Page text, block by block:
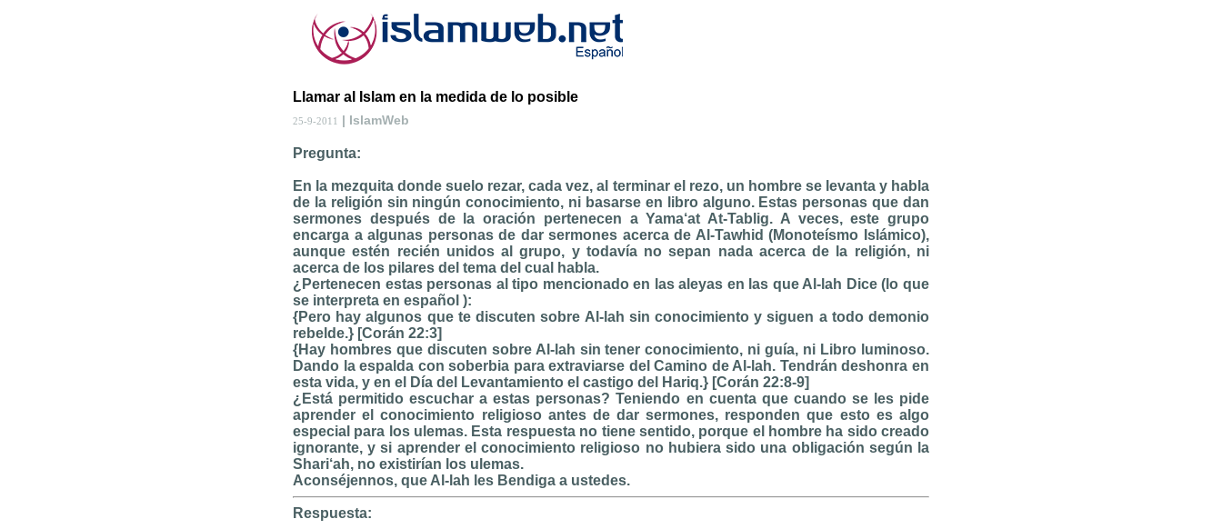
Llamar al Islam en la medida de lo posible
25-9-2011 | IslamWeb
Pregunta:
En la mezquita donde suelo rezar, cada vez, al terminar el rezo, un hombre se levanta y habla
de la religión sin ningún conocimiento, ni basarse en libro alguno. Estas personas que dan
sermones después de la oración pertenecen a Yama‘at At-Tablig. A veces, este grupo
encarga a algunas personas de dar sermones acerca de Al-Tawhid (Monoteísmo Islámico),
aunque estén recién unidos al grupo, y todavía no sepan nada acerca de la religión, ni
acerca de los pilares del tema del cual habla.
¿Pertenecen estas personas al tipo mencionado en las aleyas en las que Al-lah Dice (lo que
se interpreta en español ):
{Pero hay algunos que te discuten sobre Al-lah sin conocimiento y siguen a todo demonio
rebelde.} [Corán 22:3]
{Hay hombres que discuten sobre Al-lah sin tener conocimiento, ni guía, ni Libro luminoso.
Dando la espalda con soberbia para extraviarse del Camino de Al-lah. Tendrán deshonra en
esta vida, y en el Día del Levantamiento el castigo del Hariq.} [Corán 22:8-9]
¿Está permitido escuchar a estas personas? Teniendo en cuenta que cuando se les pide
aprender el conocimiento religioso antes de dar sermones, responden que esto es algo
especial para los ulemas. Esta respuesta no tiene sentido, porque el hombre ha sido creado
ignorante, y si aprender el conocimiento religioso no hubiera sido una obligación según la
Shari‘ah, no existirían los ulemas.
Aconséjennos, que Al-lah les Bendiga a ustedes.
Respuesta: